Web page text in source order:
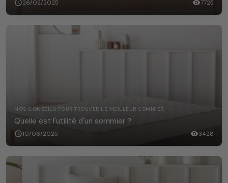
schedule26/02/2025 visibility7725
NOS CONSEILS POUR TROUVER LE MEILLEUR SOMMIER
Quelle est l'utilité d'un sommier ?
schedule10/06/2025 visibility3428